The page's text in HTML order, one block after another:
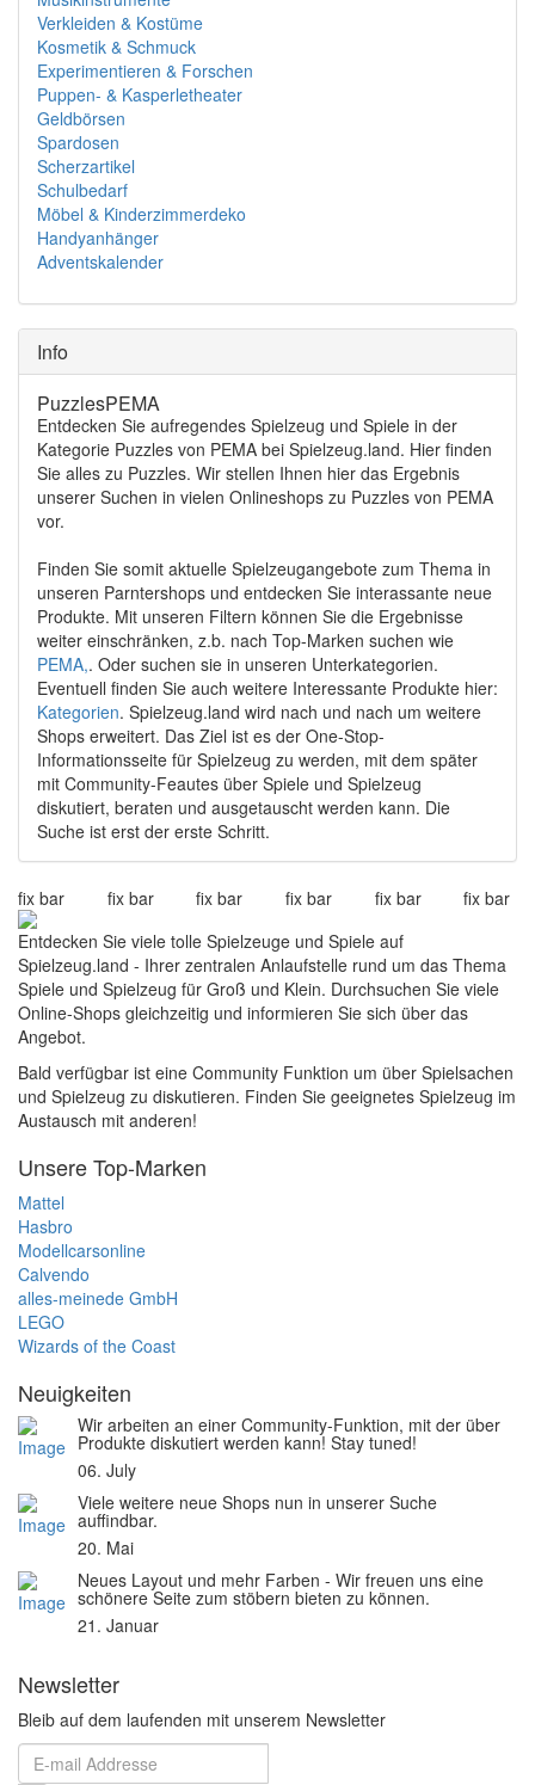
Verkleiden & Kostüme
Kosmetik & Schmuck
Experimentieren & Forschen
Puppen- & Kasperletheater
Geldbörsen
Spardosen
Scherzartikel
Schulbedarf
Möbel & Kinderzimmerdeko
Handyanhänger
Adventskalender
Info
PuzzlesPEMA
Entdecken Sie aufregendes Spielzeug und Spiele in der
Kategorie Puzzles von PEMA bei Spielzeug.land. Hier finden
Sie alles zu Puzzles. Wir stellen Ihnen hier das Ergebnis
unserer Suchen in vielen Onlineshops zu Puzzles von PEMA
vor.
Finden Sie somit aktuelle Spielzeugangebote zum Thema in
unseren Parntershops und entdecken Sie interassante neue
Produkte. Mit unseren Filtern können Sie die Ergebnisse
weiter einschränken, z.b. nach Top-Marken suchen wie
PEMA,. Oder suchen sie in unseren Unterkategorien.
Eventuell finden Sie auch weitere Interessante Produkte hier:
Kategorien. Spielzeug.land wird nach und nach um weitere
Shops erweitert. Das Ziel ist es der One-Stop-
Informationsseite für Spielzeug zu werden, mit dem später
mit Community-Feautes über Spiele und Spielzeug
diskutiert, beraten und ausgetauscht werden kann. Die
Suche ist erst der erste Schritt.
fix bar fix bar fix bar fix bar fix bar
fix bar
Entdecken Sie viele tolle Spielzeuge und Spiele auf
Spielzeug.land - Ihrer zentralen Anlaufstelle rund um das Thema
Spiele und Spielzeug für Groß und Klein. Durchsuchen Sie viele
Online-Shops gleichzeitig und informieren Sie sich über das
Angebot.
Bald verfügbar ist eine Community Funktion um über Spielsachen
und Spielzeug zu diskutieren. Finden Sie geeignetes Spielzeug im
Austausch mit anderen!
Unsere Top-Marken
Mattel
Hasbro
Modellcarsonline
Calvendo
alles-meinede GmbH
LEGO
Wizards of the Coast
Neuigkeiten
Wir arbeiten an einer Community-Funktion, mit der über
Produkte diskutiert werden kann! Stay tuned!
06. July
Viele weitere neue Shops nun in unserer Suche
auffindbar.
20. Mai
Neues Layout und mehr Farben - Wir freuen uns eine
schönere Seite zum stöbern bieten zu können.
21. Januar
Newsletter
Bleib auf dem laufenden mit unserem Newsletter